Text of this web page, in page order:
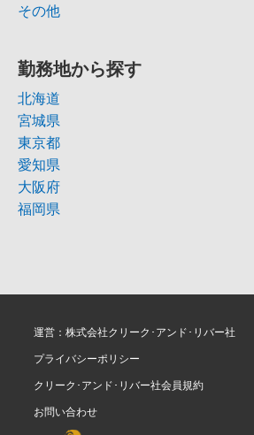
その他
勤務地から探す
北海道
宮城県
東京都
愛知県
大阪府
福岡県
運営：株式会社クリーク･アンド･リバー社
プライバシーポリシー
クリーク･アンド･リバー社会員規約
お問い合わせ